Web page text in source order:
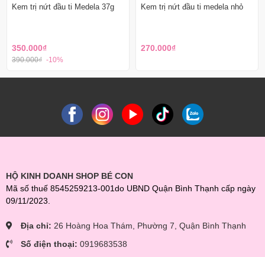
Kem trị nứt đầu ti Medela 37g
350.000₫
390.000₫ -10%
Kem trị nứt đầu ti medela nhỏ
270.000₫
HỘ KINH DOANH SHOP BÉ CON
Mã số thuế 8545259213-001do UBND Quận Bình Thạnh cấp ngày
09/11/2023.
Địa chỉ: 26 Hoàng Hoa Thám, Phường 7, Quận Bình Thạnh
Số điện thoại: 0919683538